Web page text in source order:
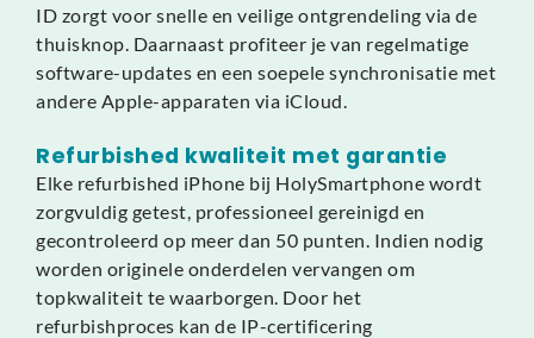
ID zorgt voor snelle en veilige ontgrendeling via de
thuisknop. Daarnaast profiteer je van regelmatige
software-updates en een soepele synchronisatie met
andere Apple-apparaten via iCloud.
Refurbished kwaliteit met garantie
Elke refurbished iPhone bij HolySmartphone wordt
zorgvuldig getest, professioneel gereinigd en
gecontroleerd op meer dan 50 punten. Indien nodig
worden originele onderdelen vervangen om
topkwaliteit te waarborgen. Door het
refurbishproces kan de IP-certificering